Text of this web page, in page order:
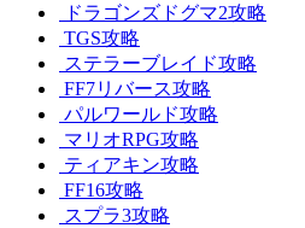
ドラゴンズドグマ2攻略
TGS攻略
ステラーブレイド攻略
FF7リバース攻略
パルワールド攻略
マリオRPG攻略
ティアキン攻略
FF16攻略
スプラ3攻略